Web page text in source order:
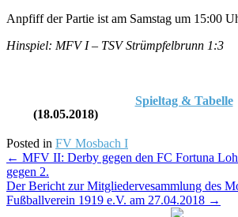
Anpfiff der Partie ist am Samstag um 15:00
Hinspiel: MFV I – TSV Strümpfelbrunn 1:3
(18.05.2018)
Spieltag & Tabelle
Posted in FV Mosbach I
Post
navigation
← MFV II: Derby gegen den FC Fortuna
gegen 2.
Der Bericht zur Mitgliedervesammlung des
Fußballverein 1919 e.V. am 27.04.2018 →